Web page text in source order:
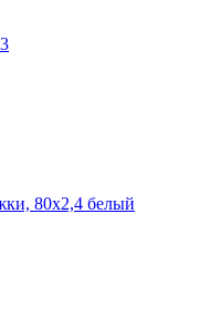
80х2,4 белый